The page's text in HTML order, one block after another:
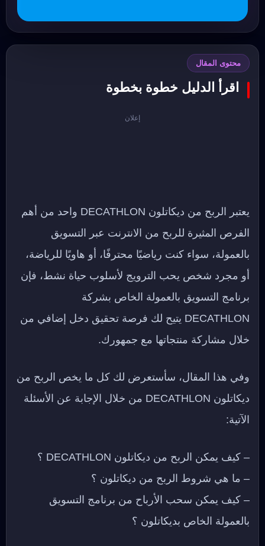
محتوى المقال
اقرأ الدليل خطوة بخطوة
إعلان
يعتبر الربح من ديكاتلون DECATHLON واحد من أهم
الفرص المثيرة للربح من الانترنت عبر التسويق
بالعمولة، سواء كنت رياضيًا محترفًا، أو هاويًا للرياضة،
أو مجرد شخص يحب الترويج لأسلوب حياة نشط، فإن
برنامج التسويق بالعمولة الخاص بشركة
DECATHLON يتيح لك فرصة تحقيق دخل إضافي من
خلال مشاركة منتجاتها مع جمهورك.
وفي هذا المقال، سأستعرض لك كل ما يخص الربح من
ديكاتلون DECATHLON من خلال الإجابة عن الأسئلة
الآتية:
– كيف يمكن الربح من ديكاتلون DECATHLON ؟
– ما هي شروط الربح من ديكاتلون ؟
– كيف يمكن سحب الأرباح من برنامج التسويق
بالعمولة الخاص بديكاتلون ؟